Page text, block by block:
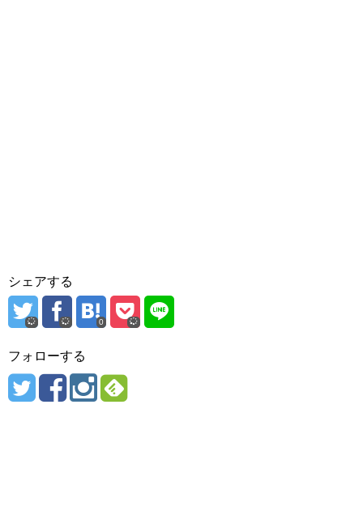
シェアする
0
フォローする